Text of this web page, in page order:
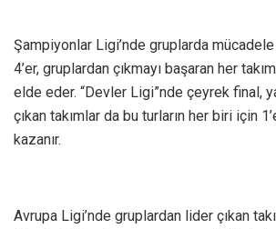
Şampiyonlar Ligi’nde gruplarda
4’er, gruplardan çıkmayı başaran her
elde eder. “Devler Ligi”nde çeyrek final,
çıkan takımlar da bu turların her biri için
kazanır.
Avrupa Ligi’nde gruplardan lider çıkan